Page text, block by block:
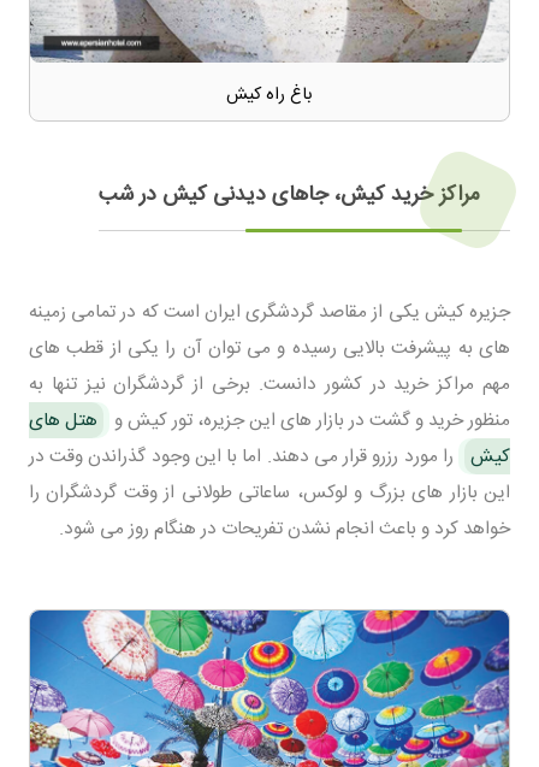
باغ راه کیش
مراکز خرید کیش، جاهای دیدنی کیش در شب
جزیره کیش یکی از مقاصد گردشگری ایران است که در تمامی زمینه
های به پیشرفت بالایی رسیده و می توان آن را یکی از قطب های
مهم مراکز خرید در کشور دانست. برخی از گردشگران نیز تنها به
منظور خرید و گشت در بازار های این جزیره، تور کیش و هتل های
کیش را مورد رزرو قرار می دهند. اما با این وجود گذراندن وقت در
این بازار های بزرگ و لوکس، ساعاتی طولانی از وقت گردشگران را
خواهد کرد و باعث انجام نشدن تفریحات در هنگام روز می شود.